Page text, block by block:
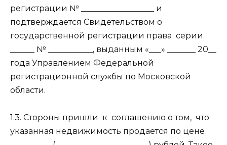
регистрации № __________________ и
подтверждается Свидетельством о
государственной регистрации права серии
______ № ___________, выданным «___» _______ 20__
года Управлением Федеральной
регистрационной службы по Московской
области.
1.3. Стороны пришли к соглашению о том, что
указанная недвижимость продается по цене